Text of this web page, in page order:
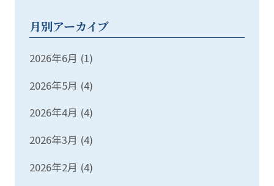
月別アーカイブ
2026年6月 (1)
2026年5月 (4)
2026年4月 (4)
2026年3月 (4)
2026年2月 (4)